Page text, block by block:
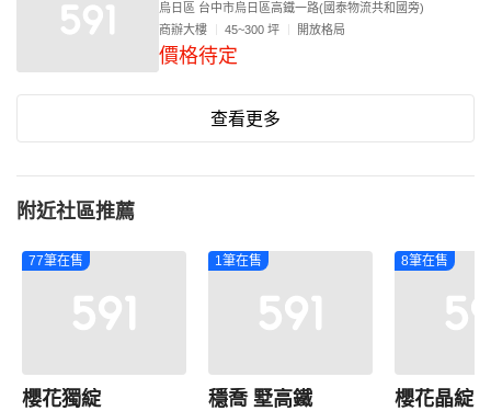
烏日區 台中市烏日區高鐵一路(國泰物流共和國旁)
商辦大樓
45~300 坪 開放格局
價格待定
查看更多
附近社區推薦
77筆在售
櫻花獨綻
1筆在售
穩喬 墅高鐵
8筆在售
櫻花晶綻